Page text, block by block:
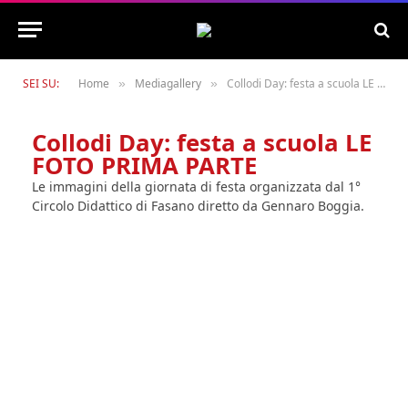
SEI SU: Home » Mediagallery » Collodi Day: festa a scuola LE FOTO PRIMA PARTE
Collodi Day: festa a scuola LE
FOTO PRIMA PARTE
Le immagini della giornata di festa organizzata dal 1°
Circolo Didattico di Fasano diretto da Gennaro Boggia.